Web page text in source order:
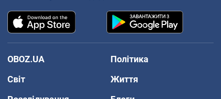
OBOZ.UA
Політика
Світ
Життя